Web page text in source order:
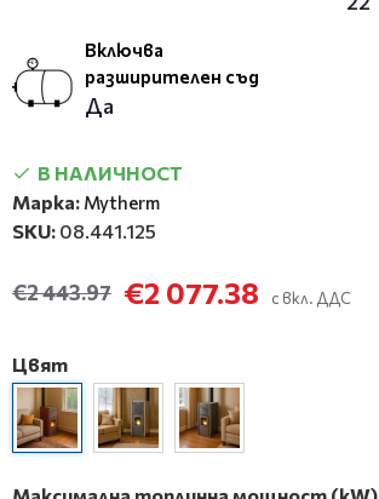
Включва
разширителен съд
Да
В НАЛИЧНОСТ
Марка: Mytherm
SKU: 08.441.125
€2 077.38
€2 443.97 с вкл. ДДС
Цвят
Максимална топлинна мощност (kW)